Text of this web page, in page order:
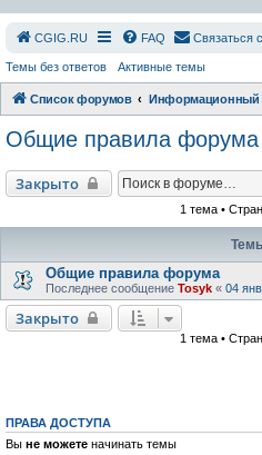
СGIG.RU FAQ Связаться
Темы без ответов Активные темы
Список форумов
Общие правила форума
Закрыто
1 тема •
Общие правила форума
Последнее сообщение Tosyk « 04
Закрыто
1 тема •
ПРАВА ДОСТУПА
Вы не можете начинать темы